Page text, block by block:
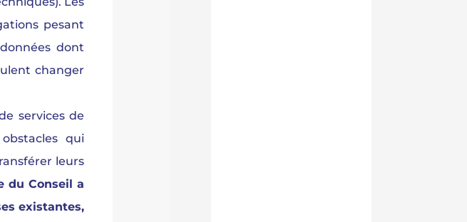
pesant
dont
changer
services de
qui
leurs
du Conseil a
existantes,